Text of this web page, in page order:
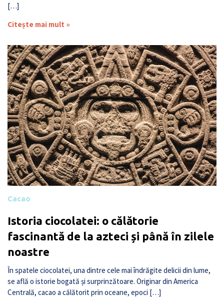
[…]
Citește mai mult »
Cacao
Istoria ciocolatei: o călătorie
fascinantă de la azteci și până în zilele
noastre
În spatele ciocolatei, una dintre cele mai îndrăgite delicii din lume,
se află o istorie bogată și surprinzătoare. Originar din America
Centrală, cacao a călătorit prin oceane, epoci […]